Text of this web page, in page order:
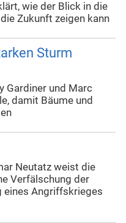
wie der Blick in die
Zukunft zeigen kann
Sturm
Gardiner und Marc
damit Bäume und
Neutatz weist die
Verfälschung der
eines Angriffskrieges